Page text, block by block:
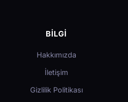
BILGI
Hakkımızda
İletişim
Gizlilik Politikası